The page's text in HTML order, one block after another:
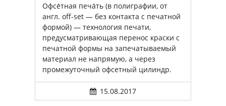
Офсе́тная печа́ть (в полиграфии, от
англ. off-set — без контакта с печатной
формой) — технология печати,
предусматривающая перенос краски с
печатной формы на запечатываемый
материал не напрямую, а через
промежуточный офсетный цилиндр.
15.08.2017